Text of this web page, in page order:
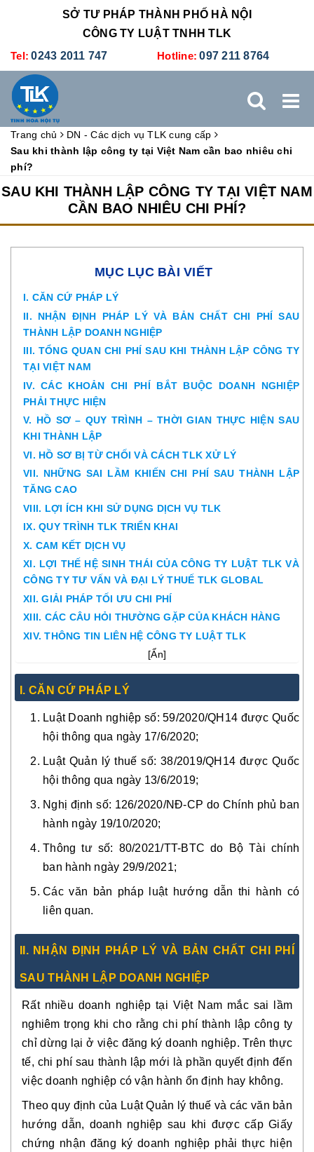
SỞ TƯ PHÁP THÀNH PHỐ HÀ NỘI
CÔNG TY LUẬT TNHH TLK
Tel: 0243 2011 747 Hotline: 097 211 8764
DỊCH VỤ KẾ TOÁN - THUẾ XÚC TIẾN THƯƠNG MẠI
Trang chủ
DN - Các dịch vụ TLK cung cấp
Sau khi thành lập công ty tại Việt Nam cần bao nhiêu chi
phí?
SAU KHI THÀNH LẬP CÔNG TY TẠI VIỆT NAM
CẦN BAO NHIÊU CHI PHÍ?
MỤC LỤC BÀI VIẾT
I. CĂN CỨ PHÁP LÝ
II. NHẬN ĐỊNH PHÁP LÝ VÀ BẢN CHẤT CHI PHÍ SAU
THÀNH LẬP DOANH NGHIỆP
III. TỔNG QUAN CHI PHÍ SAU KHI THÀNH LẬP CÔNG TY
TẠI VIỆT NAM
IV. CÁC KHOẢN CHI PHÍ BẮT BUỘC DOANH NGHIỆP
PHẢI THỰC HIỆN
V. HỒ SƠ – QUY TRÌNH – THỜI GIAN THỰC HIỆN SAU
KHI THÀNH LẬP
VI. HỒ SƠ BỊ TỪ CHỐI VÀ CÁCH TLK XỬ LÝ
VII. NHỮNG SAI LẦM KHIẾN CHI PHÍ SAU THÀNH LẬP
TĂNG CAO
VIII. LỢI ÍCH KHI SỬ DỤNG DỊCH VỤ TLK
IX. QUY TRÌNH TLK TRIỂN KHAI
X. CAM KẾT DỊCH VỤ
XI. LỢI THẾ HỆ SINH THÁI CỦA CÔNG TY LUẬT TLK VÀ
CÔNG TY TƯ VẤN VÀ ĐẠI LÝ THUẾ TLK GLOBAL
XII. GIẢI PHÁP TỐI ƯU CHI PHÍ
XIII. CÁC CÂU HỎI THƯỜNG GẶP CỦA KHÁCH HÀNG
XIV. THÔNG TIN LIÊN HỆ CÔNG TY LUẬT TLK
[Ẩn]
I. CĂN CỨ PHÁP LÝ
Luật Doanh nghiệp số: 59/2020/QH14 được Quốc
hội thông qua ngày 17/6/2020;
Luật Quản lý thuế số: 38/2019/QH14 được Quốc
hội thông qua ngày 13/6/2019;
Nghị định số: 126/2020/NĐ-CP do Chính phủ ban
hành ngày 19/10/2020;
Thông tư số: 80/2021/TT-BTC do Bộ Tài chính
ban hành ngày 29/9/2021;
Các văn bản pháp luật hướng dẫn thi hành có
liên quan.
II. NHẬN ĐỊNH PHÁP LÝ VÀ BẢN CHẤT CHI PHÍ
SAU THÀNH LẬP DOANH NGHIỆP
Rất nhiều doanh nghiệp tại Việt Nam mắc sai lầm
nghiêm trọng khi cho rằng chi phí thành lập công ty
chỉ dừng lại ở việc đăng ký doanh nghiệp. Trên thực
tế, chi phí sau thành lập mới là phần quyết định đến
việc doanh nghiệp có vận hành ổn định hay không.
Theo quy định của Luật Quản lý thuế và các văn bản
hướng dẫn, doanh nghiệp sau khi được cấp Giấy
chứng nhận đăng ký doanh nghiệp phải thực hiện